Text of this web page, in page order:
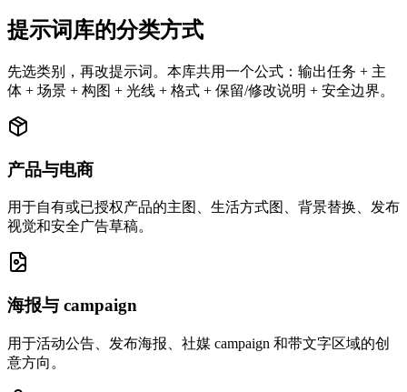
提示词库的分类方式
先选类别，再改提示词。本库共用一个公式：输出任务 + 主
体 + 场景 + 构图 + 光线 + 格式 + 保留/修改说明 + 安全边界。
产品与电商
用于自有或已授权产品的主图、生活方式图、背景替换、发布
视觉和安全广告草稿。
海报与 campaign
用于活动公告、发布海报、社媒 campaign 和带文字区域的创
意方向。